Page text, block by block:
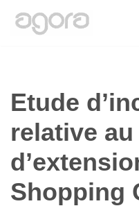
Etude
relative
Shopping